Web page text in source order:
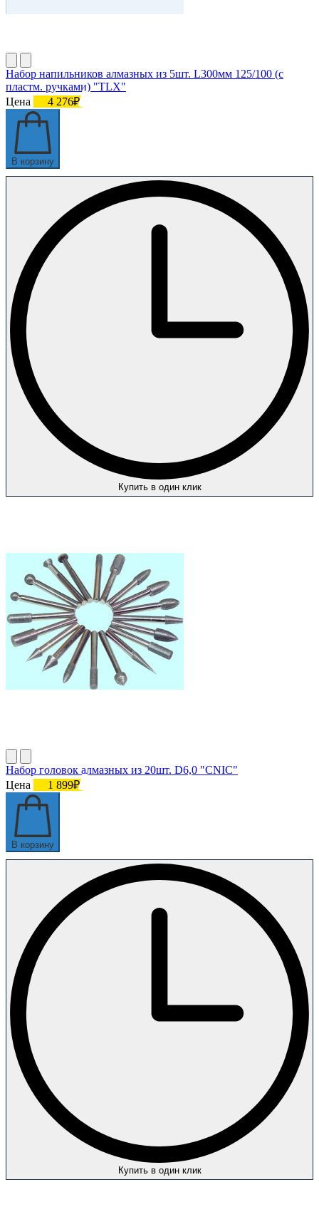
Набор напильников алмазных из 5шт. L300мм 125/100 (с
пластм. ручками) "TLX"
Цена
4 276₽
В корзину
Купить в один клик
Набор головок алмазных из 20шт. D6,0 "CNIC"
Цена
1 899₽
В корзину
Купить в один клик